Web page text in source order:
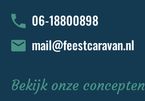
06-18800898
mail@feestcaravan.nl
Bekijk onze concepten